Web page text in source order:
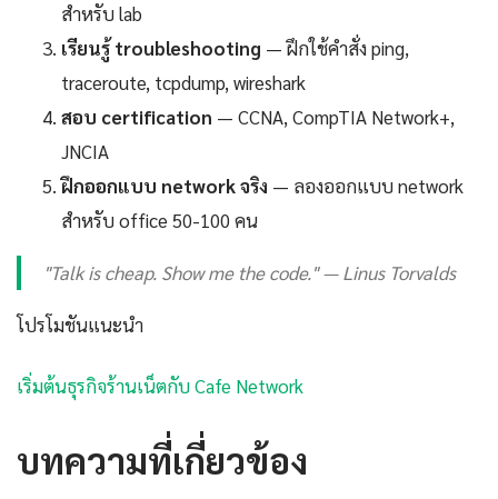
สำหรับ lab
เรียนรู้ troubleshooting — ฝึกใช้คำสั่ง ping,
traceroute, tcpdump, wireshark
สอบ certification — CCNA, CompTIA Network+,
JNCIA
ฝึกออกแบบ network จริง — ลองออกแบบ network
สำหรับ office 50-100 คน
"Talk is cheap. Show me the code." — Linus Torvalds
โปรโมชันแนะนำ
เริ่มต้นธุรกิจร้านเน็ตกับ Cafe Network
บทความที่เกี่ยวข้อง